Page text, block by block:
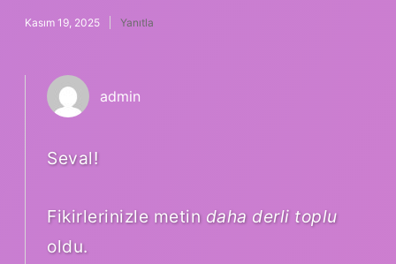
Kasım 19, 2025 Yanıtla
admin
Seval!
Fikirlerinizle metin daha derli toplu
oldu.